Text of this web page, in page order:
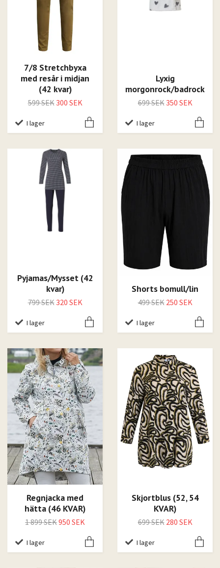
7/8 Stretchbyxa
med resår i midjan
(42 kvar)
599 SEK300 SEK
I lager
Lyxig
morgonrock/badrock
699 SEK350 SEK
I lager
Pyjamas/Mysset (42
kvar)
799 SEK320 SEK
I lager
Shorts bomull/lin
499 SEK 250 SEK
I lager
Regnjacka med
hätta (46 KVAR)
1 899 SEK950 SEK
I lager
Skjortblus (52, 54
KVAR)
699 SEK 280 SEK
I lager